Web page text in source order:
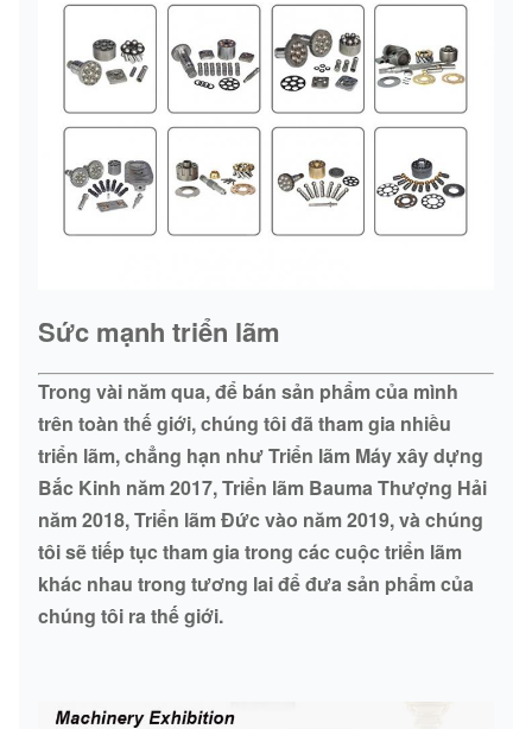
Sức mạnh triển lãm
Trong vài năm qua, để bán sản phẩm của mình
trên toàn thế giới, chúng tôi đã tham gia nhiều
triển lãm, chẳng hạn như Triển lãm Máy xây dựng
Bắc Kinh năm 2017, Triển lãm Bauma Thượng Hải
năm 2018, Triển lãm Đức vào năm 2019, và chúng
tôi sẽ tiếp tục tham gia trong các cuộc triển lãm
khác nhau trong tương lai để đưa sản phẩm của
chúng tôi ra thế giới.